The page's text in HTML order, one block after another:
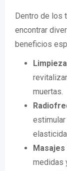
Dentro de los
encontrar
beneficios
muertas.
estimular
medidas